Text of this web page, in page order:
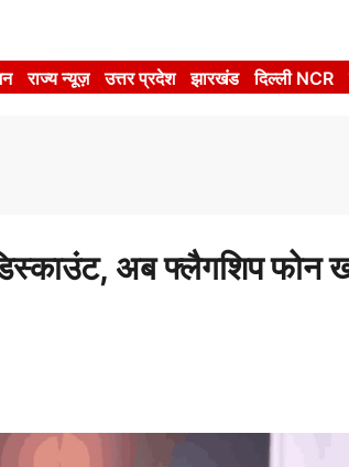
राज्य न्यूज़ उत्तर प्रदेश झारखंड दिल्ली NCR
अब फ्लैगशिप फोन